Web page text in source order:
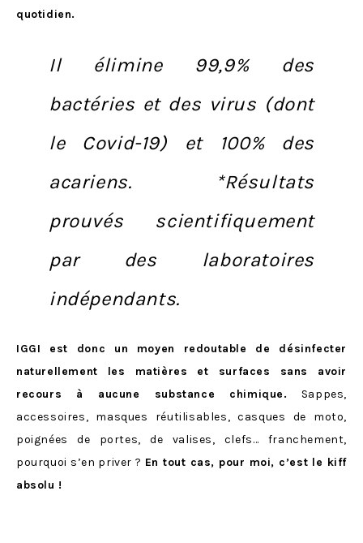
quotidien.
Il élimine 99,9% des
bactéries et des virus (dont
le Covid-19) et 100% des
acariens.
*Résultats
prouvés scientifiquement
par des laboratoires
indépendants.
IGGI est donc un moyen redoutable de désinfecter
naturellement les matières et surfaces sans avoir
recours à aucune substance chimique. Sappes,
accessoires, masques réutilisables, casques de moto,
poignées de portes, de valises, clefs… franchement,
pourquoi s’en priver ? En tout cas, pour moi, c’est le kiff
absolu !